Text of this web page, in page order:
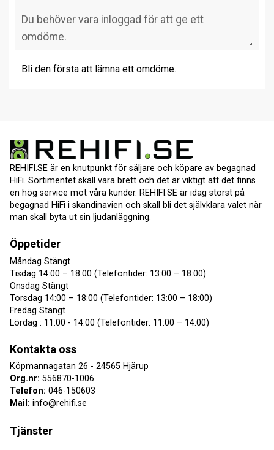
Bli den första att lämna ett omdöme.
REHIFI.SE är en knutpunkt för säljare och köpare av begagnad
HiFi. Sortimentet skall vara brett och det är viktigt att det finns
en hög service mot våra kunder. REHIFI.SE är idag störst på
begagnad HiFi i skandinavien och skall bli det självklara valet när
man skall byta ut sin ljudanläggning.
Öppetider
Måndag Stängt
Tisdag 14:00 – 18:00 (Telefontider: 13:00 – 18:00)
Onsdag Stängt
Torsdag 14:00 – 18:00 (Telefontider: 13:00 – 18:00)
Fredag Stängt
Lördag : 11:00 - 14:00 (Telefontider: 11:00 – 14:00)
Kontakta oss
Köpmannagatan 26 - 24565 Hjärup
Org.nr: 556870-1006
Telefon: 046-150603
Mail: info@rehifi.se
Tjänster